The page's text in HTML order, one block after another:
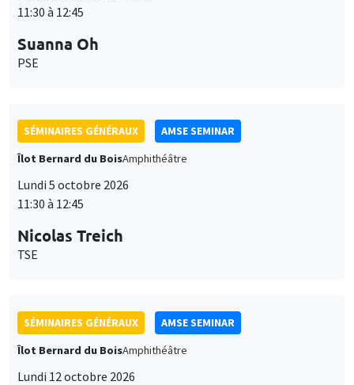
11:30 à 12:45
Suanna Oh
PSE
SÉMINAIRES GÉNÉRAUX
AMSE SEMINAR
Îlot Bernard du BoisAmphithéâtre
Lundi 5 octobre 2026
11:30 à 12:45
Nicolas Treich
TSE
SÉMINAIRES GÉNÉRAUX
AMSE SEMINAR
Îlot Bernard du BoisAmphithéâtre
Lundi 12 octobre 2026